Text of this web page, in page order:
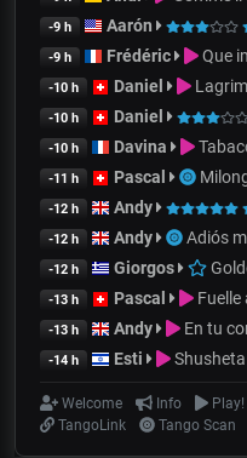
-9 h Aarón
-9 h Frédéric Que
-10 h Daniel
-10 h Daniel
-10 h Davina
-11 h Pascal
-12 h Andy
-12 h Andy Adiós
-12 h Giorgos
-13 h Pascal Fuelle
-13 h Andy En tu
-14 h Esti
Welcome Info Play!
TangoLink
Tango Scan